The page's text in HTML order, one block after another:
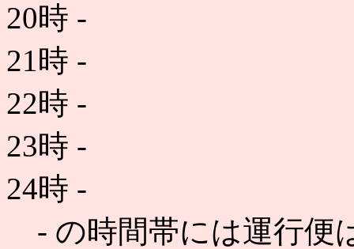
20時 -
21時 -
22時 -
23時 -
24時 -
- の時間帯には運行便